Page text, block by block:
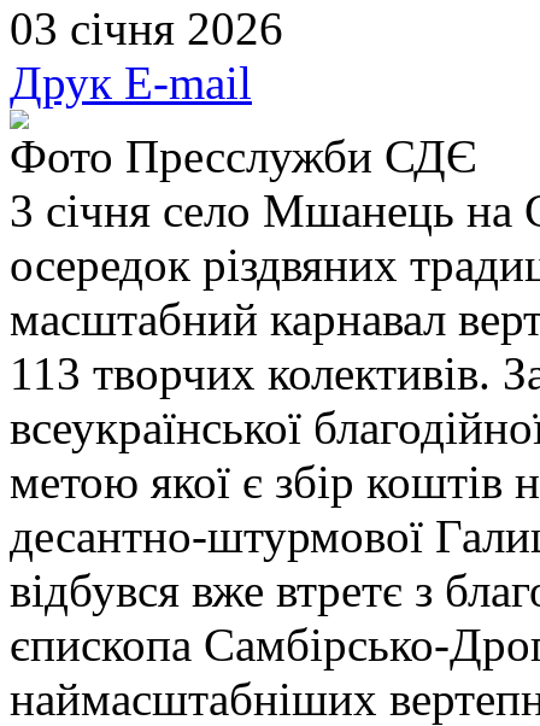
03 січня 2026
Друк E-mail
Фото Пресслужби СДЄ
3 січня село Мшанець на
осередок різдвяних
масштабний карнавал
113 творчих колективів.
всеукраїнської
метою якої є збір коштів
десантно-штурмової
відбувся вже втретє з
єпископа Самбірсько-
наймасштабніших